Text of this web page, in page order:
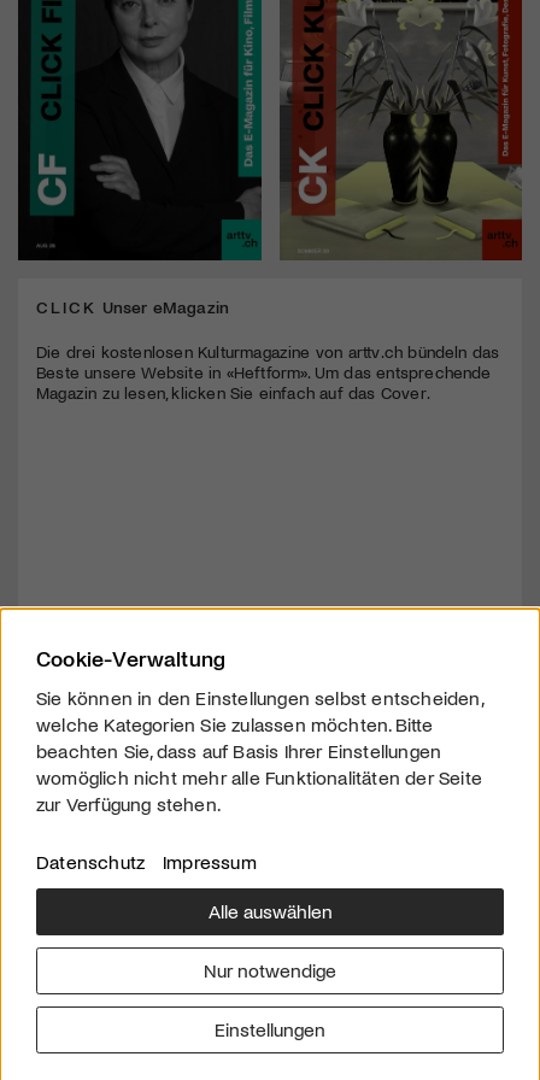
CLICK Unser eMagazin
Die drei kostenlosen Kulturmagazine von arttv.ch bündeln das
Beste unsere Website in «Heftform». Um das entsprechende
Magazin zu lesen, klicken Sie einfach auf das Cover.
Über uns
Downloads
Werben
Impressum
Cookie-Verwaltung
Sie können in den Einstellungen selbst entscheiden,
welche Kategorien Sie zulassen möchten. Bitte
beachten Sie, dass auf Basis Ihrer Einstellungen
womöglich nicht mehr alle Funktionalitäten der Seite
zur Verfügung stehen.
Datenschutz Impressum
Alle auswählen
Nur notwendige
Einstellungen